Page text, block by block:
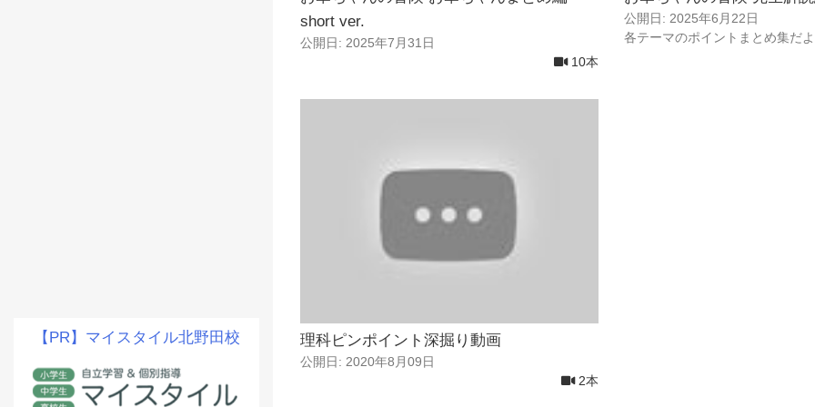
short ver.
公開日: 2025年7月31日
10本
公開日: 2025年6月22日
各テーマのポイントまとめ集だ
理科ピンポイント深掘り動画
公開日: 2020年8月09日
2本
【PR】マイスタイル北野田校